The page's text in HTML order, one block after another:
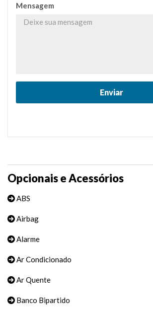
Mensagem
Opcionais e Acessórios
ABS
Airbag
Alarme
Ar Condicionado
Ar Quente
Banco Bipartido